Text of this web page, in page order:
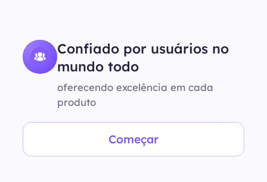
Confiado por usuários no
mundo todo
oferecendo excelência em cada
produto
Começar